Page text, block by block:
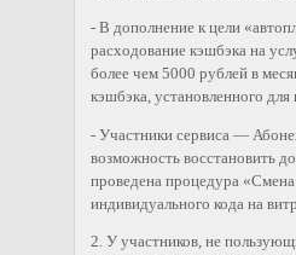
- В дополнение к цели
расходование кэшбэка на
более чем 5000 рублей в
кэшбэка, установленного
- Участники сервиса —
возможность восстановить
проведена процедура
индивидуального кода на
2. У участников, не